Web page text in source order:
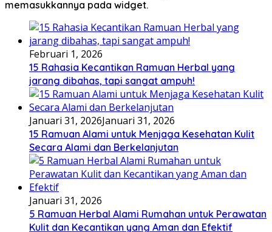
memasukkannya pada widget.
Februari 1, 2026
15 Rahasia Kecantikan Ramuan Herbal yang
jarang dibahas, tapi sangat ampuh!
Januari 31, 2026Januari 31, 2026
15 Ramuan Alami untuk Menjaga Kesehatan Kulit
Secara Alami dan Berkelanjutan
Januari 31, 2026
5 Ramuan Herbal Alami Rumahan untuk Perawatan
Kulit dan Kecantikan yang Aman dan Efektif